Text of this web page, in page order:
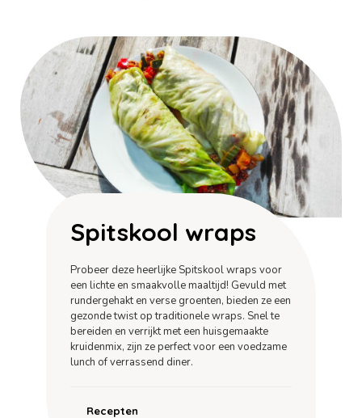
Spitskool wraps
Probeer deze heerlijke Spitskool wraps voor
een lichte en smaakvolle maaltijd! Gevuld met
rundergehakt en verse groenten, bieden ze een
gezonde twist op traditionele wraps. Snel te
bereiden en verrijkt met een huisgemaakte
kruidenmix, zijn ze perfect voor een voedzame
lunch of verrassend diner.
Recepten